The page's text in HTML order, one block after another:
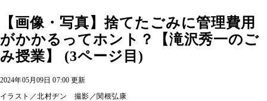
【画像・写真】捨てたごみに管理費用
がかかるってホント？【滝沢秀一のご
み授業】 (3ページ目)
2024年05月09日 07:00 更新
イラスト／北村ヂン 撮影／関根弘康